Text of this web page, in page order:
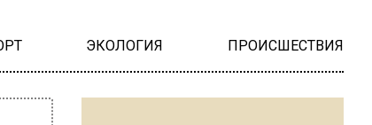
ЭКОЛОГИЯ ПРОИСШЕСТВИЯ